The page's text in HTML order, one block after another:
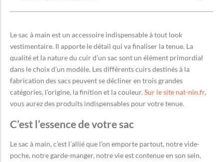
Le sac à main est un accessoire indispensable à tout look
vestimentaire. Il apporte le détail qui va finaliser la tenue. La
qualité et la nature du cuir d’un sac sont un élément primordial
dans le choix d’un modèle. Les différents cuirs destinés à la
fabrication des sacs peuvent se décliner en trois grandes
catégories, l’origine, la finition et la couleur. Sur le site nat-nin.fr,
vous aurez des produits indispensables pour votre tenue.
C’est l’essence de votre sac
Le sac à main, c’est l’allié que l’on emporte partout, notre vide-
poche, notre garde-manger, notre vie est contenue en son sein,